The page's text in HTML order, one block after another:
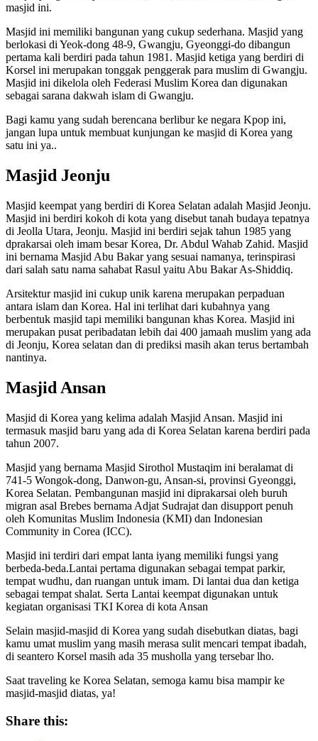
masjid ini.
Masjid ini memiliki bangunan yang cukup sederhana. Masjid yang
berlokasi di Yeok-dong 48-9, Gwangju, Gyeonggi-do dibangun
pertama kali berdiri pada tahun 1981. Masjid ketiga yang berdiri di
Korsel ini merupakan tonggak penggerak para muslim di Gwangju.
Masjid ini dikelola oleh Federasi Muslim Korea dan digunakan
sebagai sarana dakwah islam di Gwangju.
Bagi kamu yang sudah berencana berlibur ke negara Kpop ini,
jangan lupa untuk membuat kunjungan ke masjid di Korea yang
satu ini ya..
Masjid Jeonju
Masjid keempat yang berdiri di Korea Selatan adalah Masjid Jeonju.
Masjid ini berdiri kokoh di kota yang disebut tanah budaya tepatnya
di Jeolla Utara, Jeonju. Masjid ini berdiri sejak tahun 1985 yang
dprakarsai oleh imam besar Korea, Dr. Abdul Wahab Zahid. Masjid
ini bernama Masjid Abu Bakar yang sesuai namanya, terinspirasi
dari salah satu nama sahabat Rasul yaitu Abu Bakar As-Shiddiq.
Arsitektur masjid ini cukup unik karena merupakan perpaduan
antara islam dan Korea. Hal ini terlihat dari kubahnya yang
berbentuk masjid tapi memiliki bangunan khas Korea. Masjid ini
merupakan pusat peribadatan lebih dai 400 jamaah muslim yang ada
di Jeonju, Korea selatan dan di prediksi masih akan terus bertambah
nantinya.
Masjid Ansan
Masjid di Korea yang kelima adalah Masjid Ansan. Masjid ini
termasuk masjid baru yang ada di Korea Selatan karena berdiri pada
tahun 2007.
Masjid yang bernama Masjid Sirothol Mustaqim ini beralamat di
741-5 Wongok-dong, Danwon-gu, Ansan-si, provinsi Gyeonggi,
Korea Selatan. Pembangunan masjid ini diprakarsai oleh buruh
migran asal Brebes bernama Adjat Sudrajat dan disupport penuh
oleh Komunitas Muslim Indonesia (KMI) dan Indonesian
Community in Corea (ICC).
Masjid ini terdiri dari empat lanta iyang memiliki fungsi yang
berbeda-beda.Lantai pertama digunakan sebagai tempat parkir,
tempat wudhu, dan ruangan untuk imam. Di lantai dua dan ketiga
sebagai tempat shalat. Serta Lantai keempat digunakan untuk
kegiatan organisasi TKI Korea di kota Ansan
Selain masjid-masjid di Korea yang sudah disebutkan diatas, bagi
kamu umat muslim yang masih merasa sulit mencari tempat ibadah,
di seantero Korsel masih ada 35 musholla yang tersebar lho.
Saat traveling ke Korea Selatan, semoga kamu bisa mampir ke
masjid-masjid diatas, ya!
Share this: